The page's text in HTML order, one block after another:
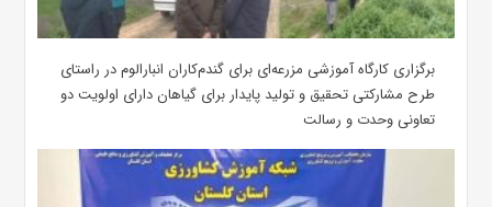
برگزاری کارگاه آموزشی مزرعه‌ای برای گندم‌کاران انبارالوم در راستای
طرح مشارکتی تحقیق و تولید پایدار برای گیاهان دارای اولویت دو
تعاونی وحدت و رسالت